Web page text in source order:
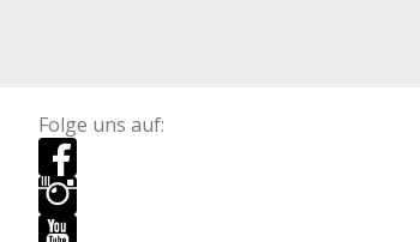
Folge uns auf: